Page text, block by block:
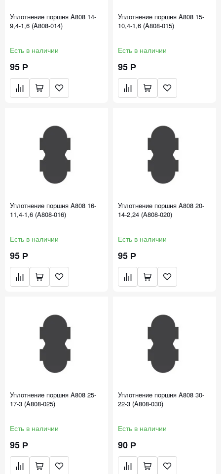
Уплотнение поршня A808 14-
9,4-1,6 (A808-014)
Есть в наличии
95 Р
Уплотнение поршня A808 15-
10,4-1,6 (A808-015)
Есть в наличии
95 Р
Уплотнение поршня A808 16-
11,4-1,6 (A808-016)
Есть в наличии
95 Р
Уплотнение поршня A808 20-
14-2,24 (A808-020)
Есть в наличии
95 Р
Уплотнение поршня A808 25-
17-3 (A808-025)
Есть в наличии
95 Р
Уплотнение поршня A808 30-
22-3 (A808-030)
Есть в наличии
90 Р